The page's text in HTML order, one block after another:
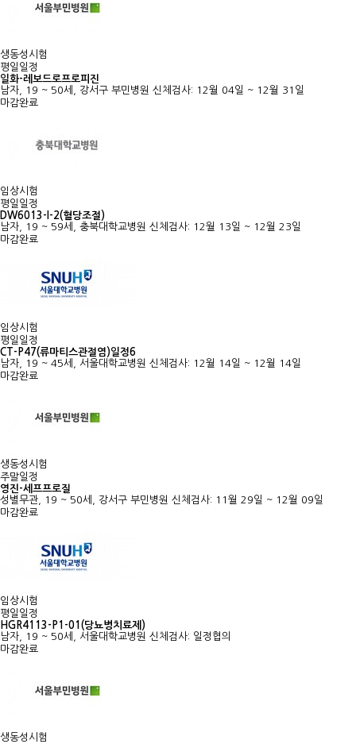
생동성시험
평일일정
일화-레보드로프로피진
남자, 19 ~ 50세, 강서구 부민병원 신체검사: 12월 04일 ~ 12월 31일
마감완료
임상시험
평일일정
DW6013-I-2(혈당조절)
남자, 19 ~ 59세, 충북대학교병원 신체검사: 12월 13일 ~ 12월 23일
마감완료
임상시험
평일일정
CT-P47(류마티스관절염)일정6
남자, 19 ~ 45세, 서울대학교병원 신체검사: 12월 14일 ~ 12월 14일
마감완료
생동성시험
주말일정
영진-세프프로질
성별무관, 19 ~ 50세, 강서구 부민병원 신체검사: 11월 29일 ~ 12월 09일
마감완료
임상시험
평일일정
HGR4113-P1-01(당뇨병치료제)
남자, 19 ~ 50세, 서울대학교병원 신체검사: 일정협의
마감완료
생동성시험